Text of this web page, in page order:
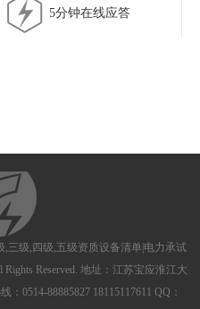
5分钟在线应答
,三级,四级,五级资质设备清单|电力承试
Rights Reserved. 地址：江苏宝应淮江大
0514-88885827 18115117611 QQ：